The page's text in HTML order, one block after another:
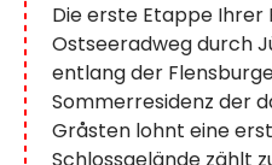
Die erste Etappe Ihrer
Ostseeradweg durch
entlang der
Sommerresidenz der
Gråsten lohnt eine